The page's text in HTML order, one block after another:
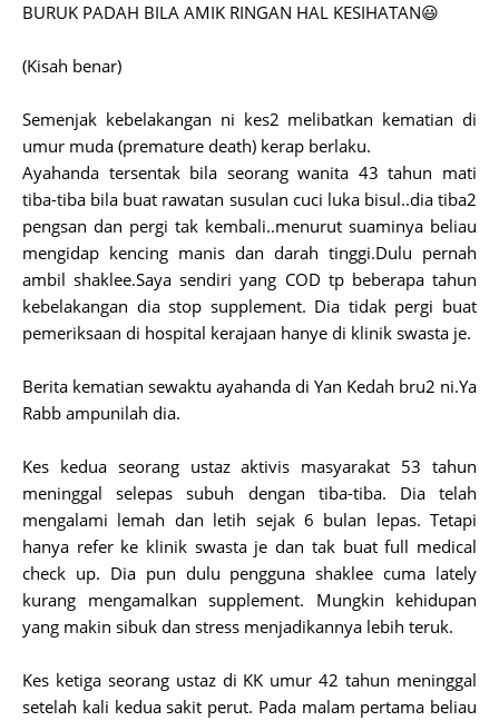
BURUK PADAH BILA AMIK RINGAN HAL KESIHATAN😃
(Kisah benar)
Semenjak kebelakangan ni kes2 melibatkan kematian di
umur muda (premature death) kerap berlaku.
Ayahanda tersentak bila seorang wanita 43 tahun mati
tiba-tiba bila buat rawatan susulan cuci luka bisul..dia tiba2
pengsan dan pergi tak kembali..menurut suaminya beliau
mengidap kencing manis dan darah tinggi.Dulu pernah
ambil shaklee.Saya sendiri yang COD tp beberapa tahun
kebelakangan dia stop supplement. Dia tidak pergi buat
pemeriksaan di hospital kerajaan hanye di klinik swasta je.
Berita kematian sewaktu ayahanda di Yan Kedah bru2 ni.Ya
Rabb ampunilah dia.
Kes kedua seorang ustaz aktivis masyarakat 53 tahun
meninggal selepas subuh dengan tiba-tiba. Dia telah
mengalami lemah dan letih sejak 6 bulan lepas. Tetapi
hanya refer ke klinik swasta je dan tak buat full medical
check up. Dia pun dulu pengguna shaklee cuma lately
kurang mengamalkan supplement. Mungkin kehidupan
yang makin sibuk dan stress menjadikannya lebih teruk.
Kes ketiga seorang ustaz di KK umur 42 tahun meninggal
setelah kali kedua sakit perut. Pada malam pertama beliau